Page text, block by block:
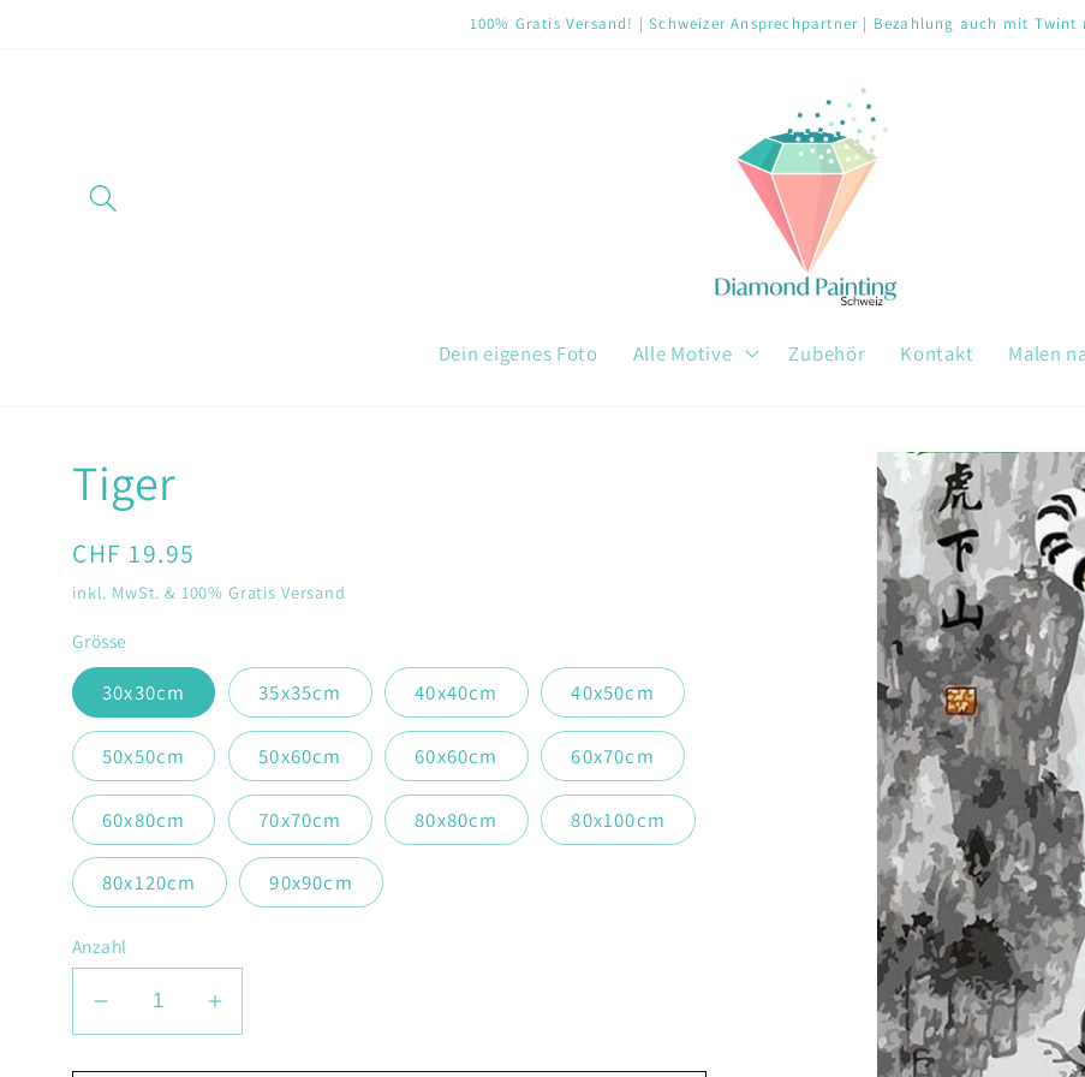
100% Gratis Versand! | Schweizer Ansprechpartner | Bezahlung auch mit Twint
Dein eigenes Foto Alle Motive Zubehör Kontakt Malen
Tiger
Normaler
Preis
CHF 19.95
inkl. MwSt. & 100% Gratis Versand
Grösse
30x30cm 35x35cm 40x40cm 40x50cm
50x50cm 50x60cm 60x60cm 60x70cm
60x80cm 70x70cm 80x80cm 80x100cm
80x120cm 90x90cm
Anzahl
VerringereErhöhe